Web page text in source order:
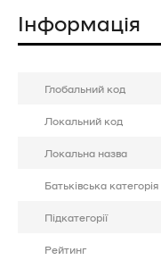
Інформація
Глобальний код
Локальний код
Локальна назва
Батькiвська категорія
Підкатегорії
Рейтинг